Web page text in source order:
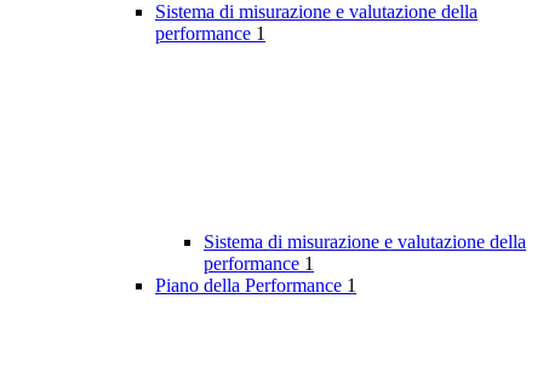
Sistema di misurazione e valutazione della
performance 1
Sistema di misurazione e valutazione della
performance 1
Piano della Performance 1